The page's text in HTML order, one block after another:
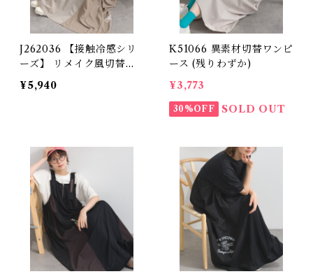
J262036 【接触冷感シリ
ーズ】 リメイク風切替キ
ャミワンピース / Cool T
ouch Piqué Remake Pa
¥5,940
K51066 異素材切替ワンピ
ース (残りわずか)
¥3,773
30%OFF SOLD OUT